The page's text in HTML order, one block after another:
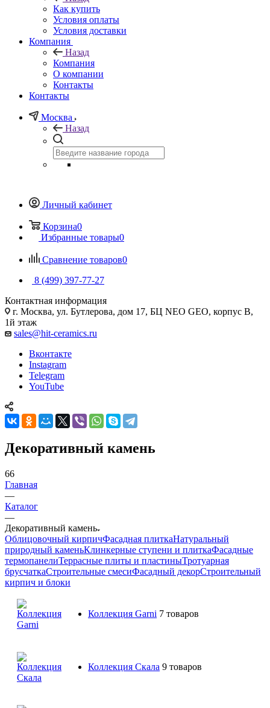
Как купить
Условия оплаты
Условия доставки
Компания
Назад
Компания
О компании
Контакты
Контакты
Москва
Назад
Личный кабинет
Корзина0
Избранные товары0
Сравнение товаров0
8 (499) 397-77-27
Контактная информация
г. Москва, ул. Бутлерова, дом 17, БЦ NEO GEO, корпус В,
1й этаж
sales@hit-ceramics.ru
Вконтакте
Instagram
Telegram
YouTube
Декоративный камень
66
Главная
—
Каталог
—
Декоративный камень
Облицовочный кирпичФасадная плиткаНатуральный
природный каменьКлинкерные ступени и плиткаФасадные
термопанелиТеррасные плиты и пластиныТротуарная
брусчаткаСтроительные смесиФасадный декорСтроительный
кирпич и блоки
Коллекция Garni 7 товаров
Коллекция Скала 9 товаров